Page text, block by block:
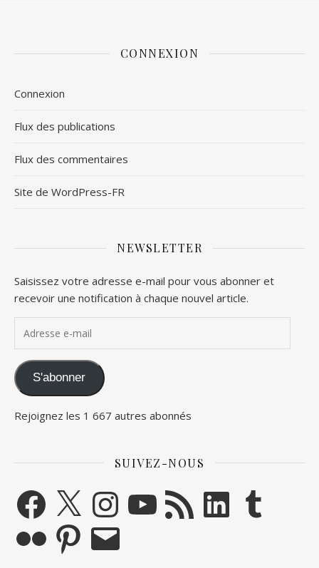
CONNEXION
Connexion
Flux des publications
Flux des commentaires
Site de WordPress-FR
NEWSLETTER
Saisissez votre adresse e-mail pour vous abonner et
recevoir une notification à chaque nouvel article.
S'abonner
Rejoignez les 1 667 autres abonnés
SUIVEZ-NOUS
Facebook
X InstagramYouTubeFlux RSSLinkedIn Tumblr
PinterestE-mail